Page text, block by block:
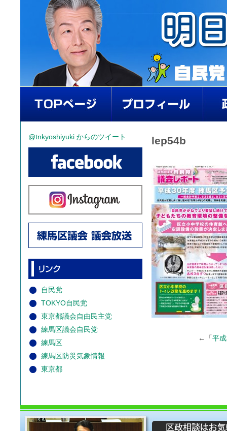
lep54b
←「 平
@tnkyoshiyuki からのツイート
自民党
TOKYO自民党
東京都議会自由民主党
練馬区議会自民党
練馬区
練馬区防災気象情報
東京都